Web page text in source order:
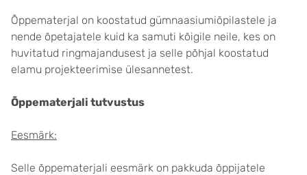
Õppematerjal on koostatud gümnaasiumiõpilastele ja
nende õpetajatele kuid ka samuti kõigile neile, kes on
huvitatud ringmajandusest ja selle põhjal koostatud
elamu projekteerimise ülesannetest.
Õppematerjali tutvustus
Eesmärk:
Selle õppematerjali eesmärk on pakkuda õppijatele